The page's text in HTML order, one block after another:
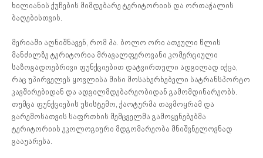
ხილიანის ქუჩების მიმდებარე ტერიტორიის და ორთაჭალის
ბაღებისთვის.
მერიაში აღნიშნავენ, რომ ჰა. ბოლო ორი ათეული წლის
მანძილზე ტერიტორია მრავალფეროვანი კომერციული
საზოგადოებრივი ფუნქციებით დატვირთული ადგილად იქცა,
რაც უპირველეს ყოვლისა მისი მოსახერხებელი სატრანსპორტო
კავშირებიდან და ადგილმდებარეობიდან გამომდინარეობს.
თუმცა ფუნქციების უსისტემო, ქაოტურმა თავმოყრამ და
გარემოსათვის საფრთხის შემცველმა გამოყენებებმა
ტერიტორიის ეკოლოგიური მდგომარეობა მნიშვნელოვნად
გააუარესა.